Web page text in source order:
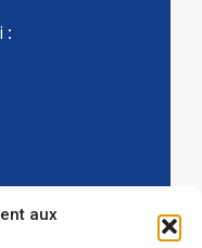
aux
:
mois :